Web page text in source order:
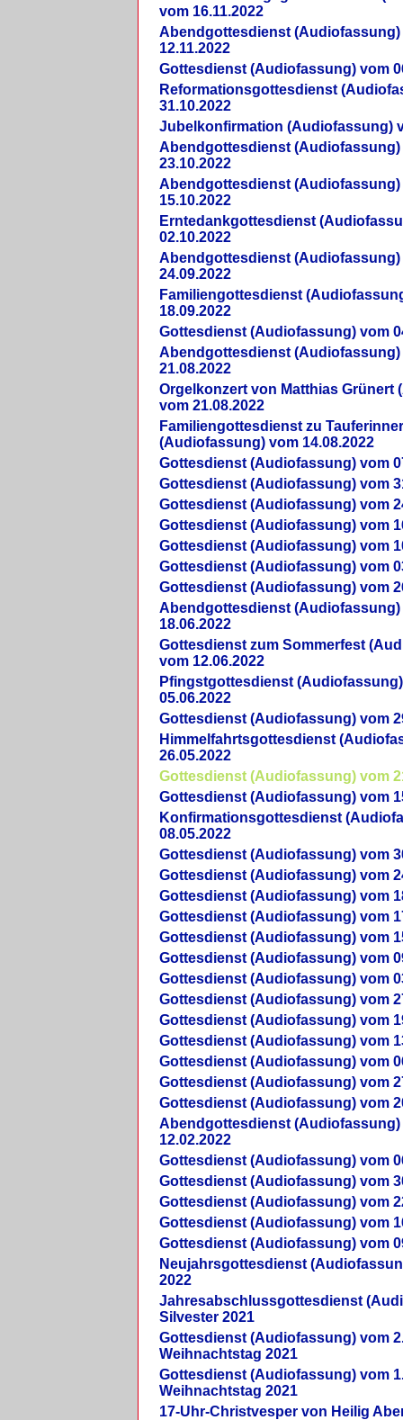
vom 16.11.2022
Abendgottesdienst (Audiofassung)
12.11.2022
Gottesdienst (Audiofassung) vom
Reformationsgottesdienst
31.10.2022
Jubelkonfirmation (Audiofassung)
Abendgottesdienst (Audiofassung)
23.10.2022
Abendgottesdienst (Audiofassung)
15.10.2022
Erntedankgottesdienst
02.10.2022
Abendgottesdienst (Audiofassung)
24.09.2022
Familiengottesdienst
18.09.2022
Gottesdienst (Audiofassung) vom
Abendgottesdienst (Audiofassung)
21.08.2022
Orgelkonzert von Matthias Grünert
vom 21.08.2022
Familiengottesdienst zu
(Audiofassung) vom 14.08.2022
Gottesdienst (Audiofassung) vom
Gottesdienst (Audiofassung) vom
Gottesdienst (Audiofassung) vom
Gottesdienst (Audiofassung) vom
Gottesdienst (Audiofassung) vom
Gottesdienst (Audiofassung) vom
Gottesdienst (Audiofassung) vom
Abendgottesdienst (Audiofassung)
18.06.2022
Gottesdienst zum Sommerfest
vom 12.06.2022
Pfingstgottesdienst
05.06.2022
Gottesdienst (Audiofassung) vom
Himmelfahrtsgottesdienst
26.05.2022
Gottesdienst (Audiofassung) vom
Gottesdienst (Audiofassung) vom
Konfirmationsgottesdienst
08.05.2022
Gottesdienst (Audiofassung) vom
Gottesdienst (Audiofassung) vom
Gottesdienst (Audiofassung) vom
Gottesdienst (Audiofassung) vom
Gottesdienst (Audiofassung) vom
Gottesdienst (Audiofassung) vom
Gottesdienst (Audiofassung) vom
Gottesdienst (Audiofassung) vom
Gottesdienst (Audiofassung) vom
Gottesdienst (Audiofassung) vom
Gottesdienst (Audiofassung) vom
Gottesdienst (Audiofassung) vom
Gottesdienst (Audiofassung) vom
Abendgottesdienst (Audiofassung)
12.02.2022
Gottesdienst (Audiofassung) vom
Gottesdienst (Audiofassung) vom
Gottesdienst (Audiofassung) vom
Gottesdienst (Audiofassung) vom
Gottesdienst (Audiofassung) vom
Neujahrsgottesdienst
2022
Jahresabschlussgottesdienst
Silvester 2021
Gottesdienst (Audiofassung) vom
Weihnachtstag 2021
Gottesdienst (Audiofassung) vom
Weihnachtstag 2021
17-Uhr-Christvesper von Heilig